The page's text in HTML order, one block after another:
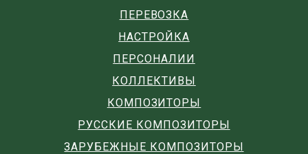
ПЕРЕВОЗКА
НАСТРОЙКА
ПЕРСОНАЛИИ
КОЛЛЕКТИВЫ
КОМПОЗИТОРЫ
РУССКИЕ КОМПОЗИТОРЫ
ЗАРУБЕЖНЫЕ КОМПОЗИТОРЫ